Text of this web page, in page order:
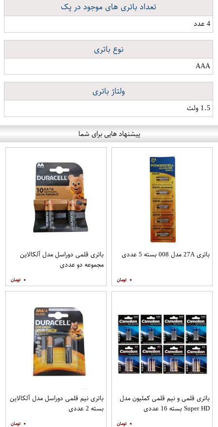
تعداد باتری های موجود در پک
4 عدد
نوع باتری
AAA
ولتاژ باتری
1.5 ولت
پیشنهاد هایی برای شما
باتری 27A مدل 008 بسته 5 عددی
۰
باتری قلمی دوراسل مدل آلکالاین
مجموعه دو عددی
۰
باتری قلمی و نیم قلمی کملیون مدل
Super HD بسته 16 عددی
۰
باتری نیم قلمی دوراسل مدل آلکالاین
بسته 2 عددی
۰